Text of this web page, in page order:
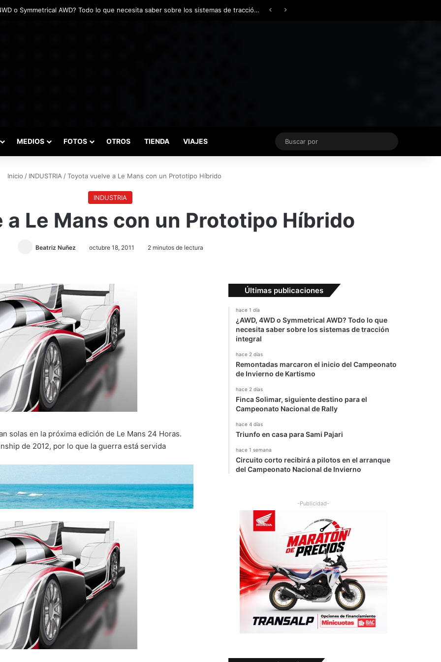
marcaron el inicio del Campeonato de Invierno de Kartismo
MEDIOS FOTOS OTROS TIENDA VIAJES
Buscar
por
Inicio / INDUSTRIA /Toyota vuelve a Le Mans con un Prototipo Híbrido
INDUSTRIA
a Le Mans con un Prototipo Híbrido
Beatriz Nuñez octubre 18, 2011 2 minutos de lectura
solas en la próxima edición de Le Mans 24 Horas.
de 2012, por lo que la guerra está servida
Últimas publicaciones
hace 1 día
¿AWD, 4WD o Symmetrical AWD? Todo lo que
necesita saber sobre los sistemas de tracción
integral
hace 2 días
Remontadas marcaron el inicio del Campeonato
de Invierno de Kartismo
hace 2 días
Finca Solimar, siguiente destino para el
Campeonato Nacional de Rally
hace 4 días
Triunfo en casa para Sami Pajari
hace 1 semana
Circuito corto recibirá a pilotos en el arranque
del Campeonato Nacional de Invierno
-Publicidad-